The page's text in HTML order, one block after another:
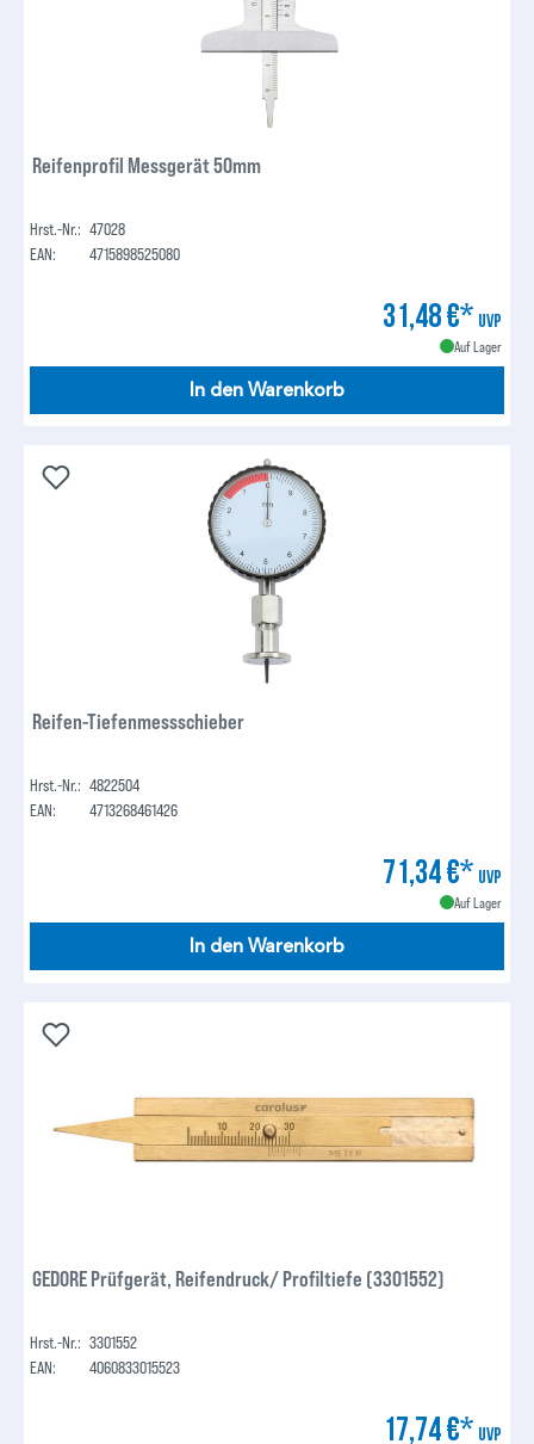
Reifenprofil Messgerät 50mm
Hrst.-Nr.: 47028
EAN:
4715898525080
31,48 €* UVP
Auf Lager
In den Warenkorb
Reifen-Tiefenmessschieber
Hrst.-Nr.: 4822504
EAN:
4713268461426
71,34 €* UVP
Auf Lager
In den Warenkorb
GEDORE Prüfgerät, Reifendruck/ Profiltiefe (3301552)
Hrst.-Nr.: 3301552
EAN:
4060833015523
17,74 €* UVP